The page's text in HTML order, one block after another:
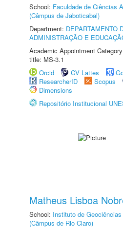
School: Faculdade de Ciências
(Câmpus de Jaboticabal)
Department: DEPARTAMENTO
ADMINISTRAÇÃO E
Academic Appointment
title: MS-3.1
Orcid
CV Lattes
ResearcherID
Scopus
Dimensions
Repositório Institucional
Matheus Lisboa
School: Instituto de
(Câmpus de Rio Claro)